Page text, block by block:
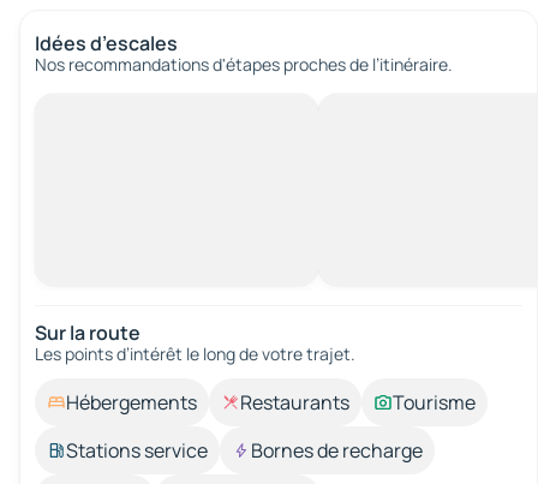
Idées d’escales
Nos recommandations d'étapes proches de l’itinéraire.
Sur la route
Les points d’intérêt le long de votre trajet.
Hébergements Restaurants
Tourisme
Stations service
Bornes de recharge